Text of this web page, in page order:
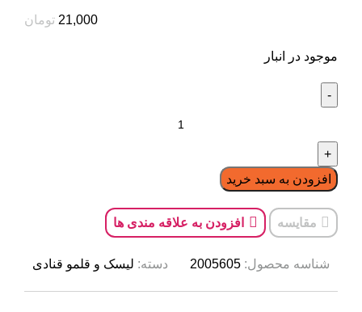
21,000 تومان
موجود در انبار
افزودن به سبد خرید
مقایسه افزودن به علاقه مندی ها
شناسه محصول: 2005605 دسته: لیسک و قلمو قنادی